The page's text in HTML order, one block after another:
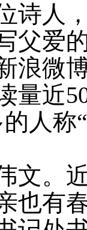
诗人
父爱
浪微
量近
人称
文。
也有